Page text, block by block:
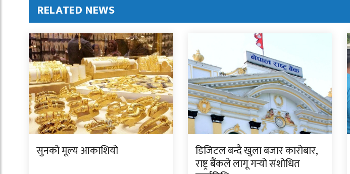
RELATED NEWS
सुनको मूल्य आकाशियो डिजिटल बन्दै खुला बजार कारोबार,
राष्ट्र बैंकले लागू गर्‍यो संशोधित